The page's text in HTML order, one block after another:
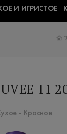
И ИГРИСТОЕ
11
- Красное